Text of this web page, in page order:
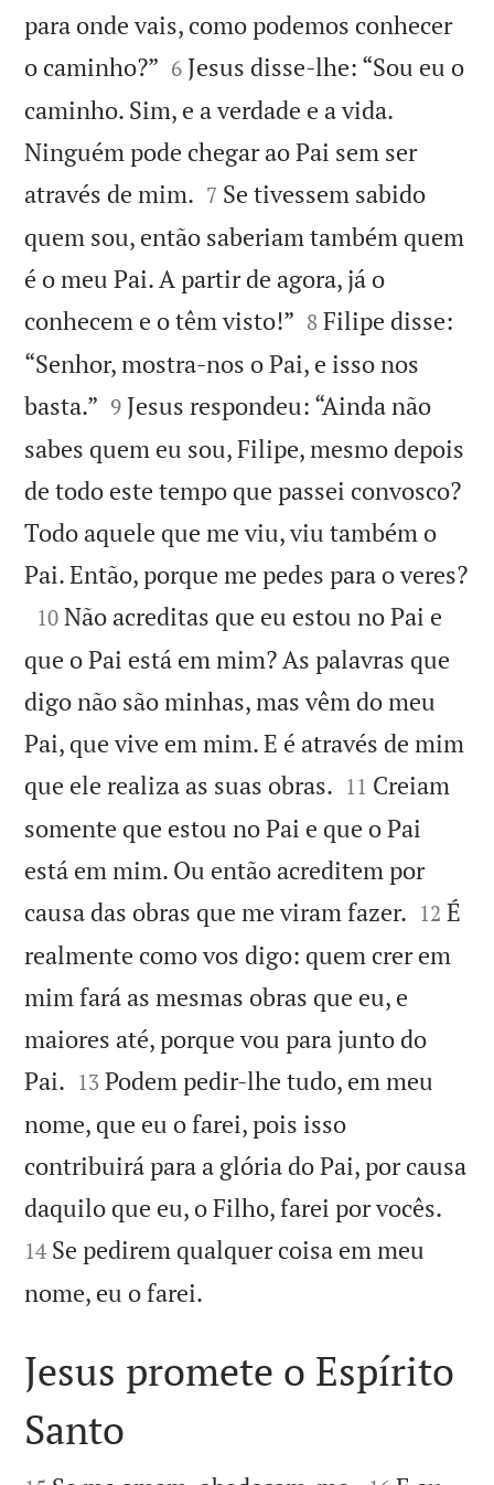
para onde vais, como podemos conhecer
o caminho?” 

6 Jesus disse-lhe: “Sou eu o
caminho. Sim, e a verdade e a vida.
Ninguém pode chegar ao Pai sem ser
através de mim. 

7 Se tivessem sabido
quem sou, então saberiam também quem
é o meu Pai. A partir de agora, já o
conhecem e o têm visto!” 

8 Filipe disse:
“Senhor, mostra-nos o Pai, e isso nos
basta.” 

9 Jesus respondeu: “Ainda não
sabes quem eu sou, Filipe, mesmo depois
de todo este tempo que passei convosco?
Todo aquele que me viu, viu também o
Pai. Então, porque me pedes para o veres?

10 Não acreditas que eu estou no Pai e
que o Pai está em mim? As palavras que
digo não são minhas, mas vêm do meu
Pai, que vive em mim. E é através de mim
que ele realiza as suas obras. 

11 Creiam
somente que estou no Pai e que o Pai
está em mim. Ou então acreditem por
causa das obras que me viram fazer. 

12 É
realmente como vos digo: quem crer em
mim fará as mesmas obras que eu, e
maiores até, porque vou para junto do
Pai. 

13 Podem pedir-lhe tudo, em meu
nome, que eu o farei, pois isso
contribuirá para a glória do Pai, por causa
daquilo que eu, o Filho, farei por vocês.
14 Se pedirem qualquer coisa em meu
nome, eu o farei.
Jesus promete o Espírito
Santo